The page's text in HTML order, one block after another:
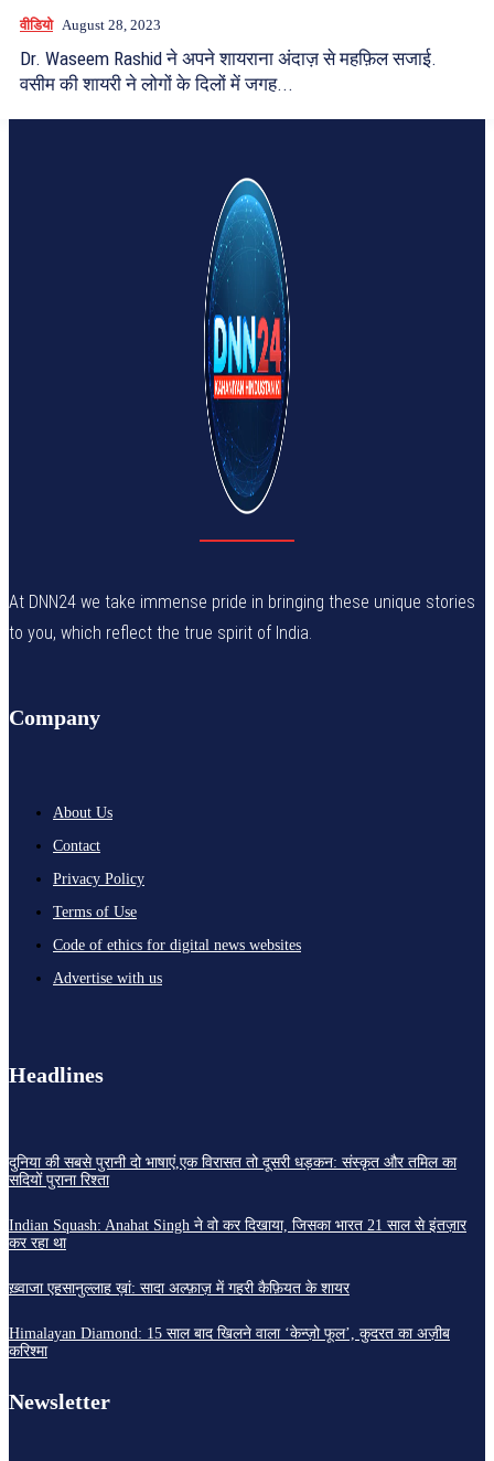
वीडियो August 28, 2023
Dr. Waseem Rashid ने अपने शायराना अंदाज़ से महफ़िल सजाई.
वसीम की शायरी ने लोगों के दिलों में जगह...
At DNN24 we take immense pride in bringing these unique stories
to you, which reflect the true spirit of India.
Company
About Us
Contact
Privacy Policy
Terms of Use
Code of ethics for digital news websites
Advertise with us
Headlines
दुनिया की सबसे पुरानी दो भाषाएं,एक विरासत तो दूसरी धड़कन: संस्कृत और तमिल का
सदियों पुराना रिश्ता
Indian Squash: Anahat Singh ने वो कर दिखाया, जिसका भारत 21 साल से इंतज़ार
कर रहा था
ख़्वाजा एहसानुल्लाह ख़ां: सादा अल्फ़ाज़ में गहरी कैफ़ियत के शायर
Himalayan Diamond: 15 साल बाद खिलने वाला ‘केन्ज़ो फूल’, कुदरत का अज़ीब
करिश्मा
Newsletter